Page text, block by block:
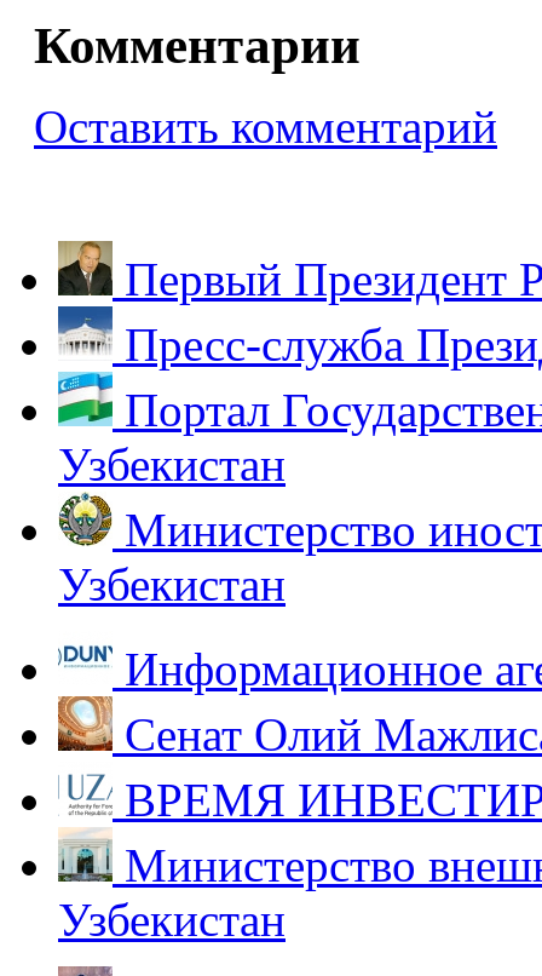
Комментарии
Оставить комментарий
Первый Президент
Пресс-служба
Портал
Узбекистан
Министерство
Узбекистан
Информационное
Сенат Олий
ВРЕМЯ
Министерство
Узбекистан